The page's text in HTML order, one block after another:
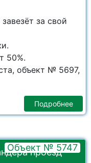
за свой
50%.
объект № 5697,
Подробнее
проезд
Объект № 5747